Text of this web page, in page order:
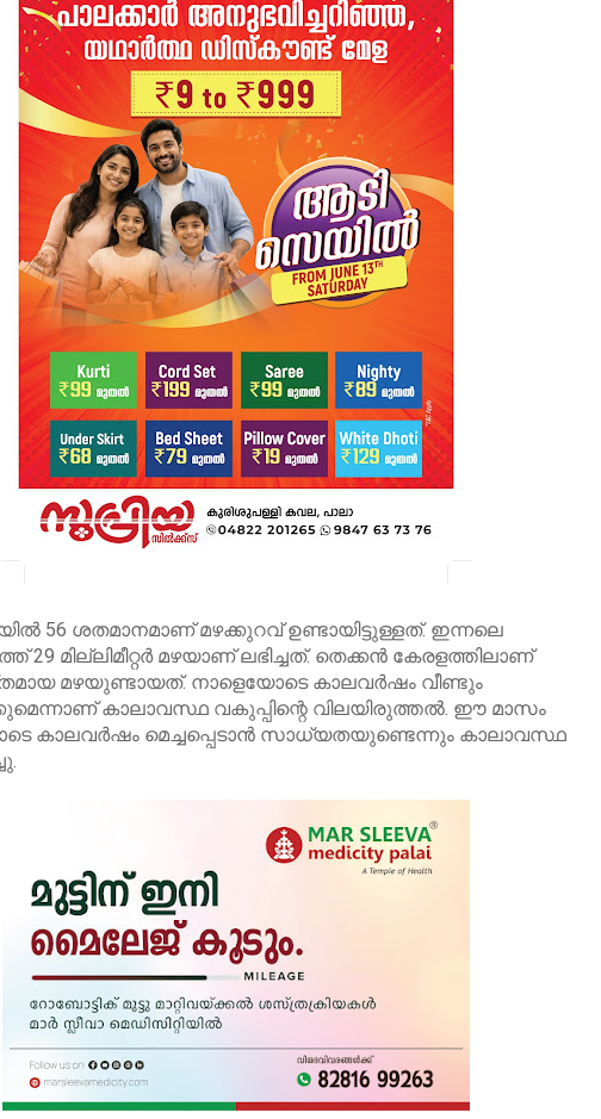
56 ശതമാനമാണ് മഴക്കുറവ് ഉണ്ടായിട്ടുള്ളത്. ഇന്നലെ
29 മില്ലിമീറ്റര്‍ മഴയാണ് ലഭിച്ചത്. തെക്കന്‍ കേരളത്തിലാണ്
മഴയുണ്ടായത്. നാളെയോടെ കാലവര്‍ഷം വീണ്ടും
കാലാവസ്ഥ വകുപ്പിന്റെ വിലയിരുത്തല്‍. ഈ മാസം
കാലവര്‍ഷം മെച്ചപ്പെടാന്‍ സാധ്യതയുണ്ടെന്നും കാലാവസ്ഥ